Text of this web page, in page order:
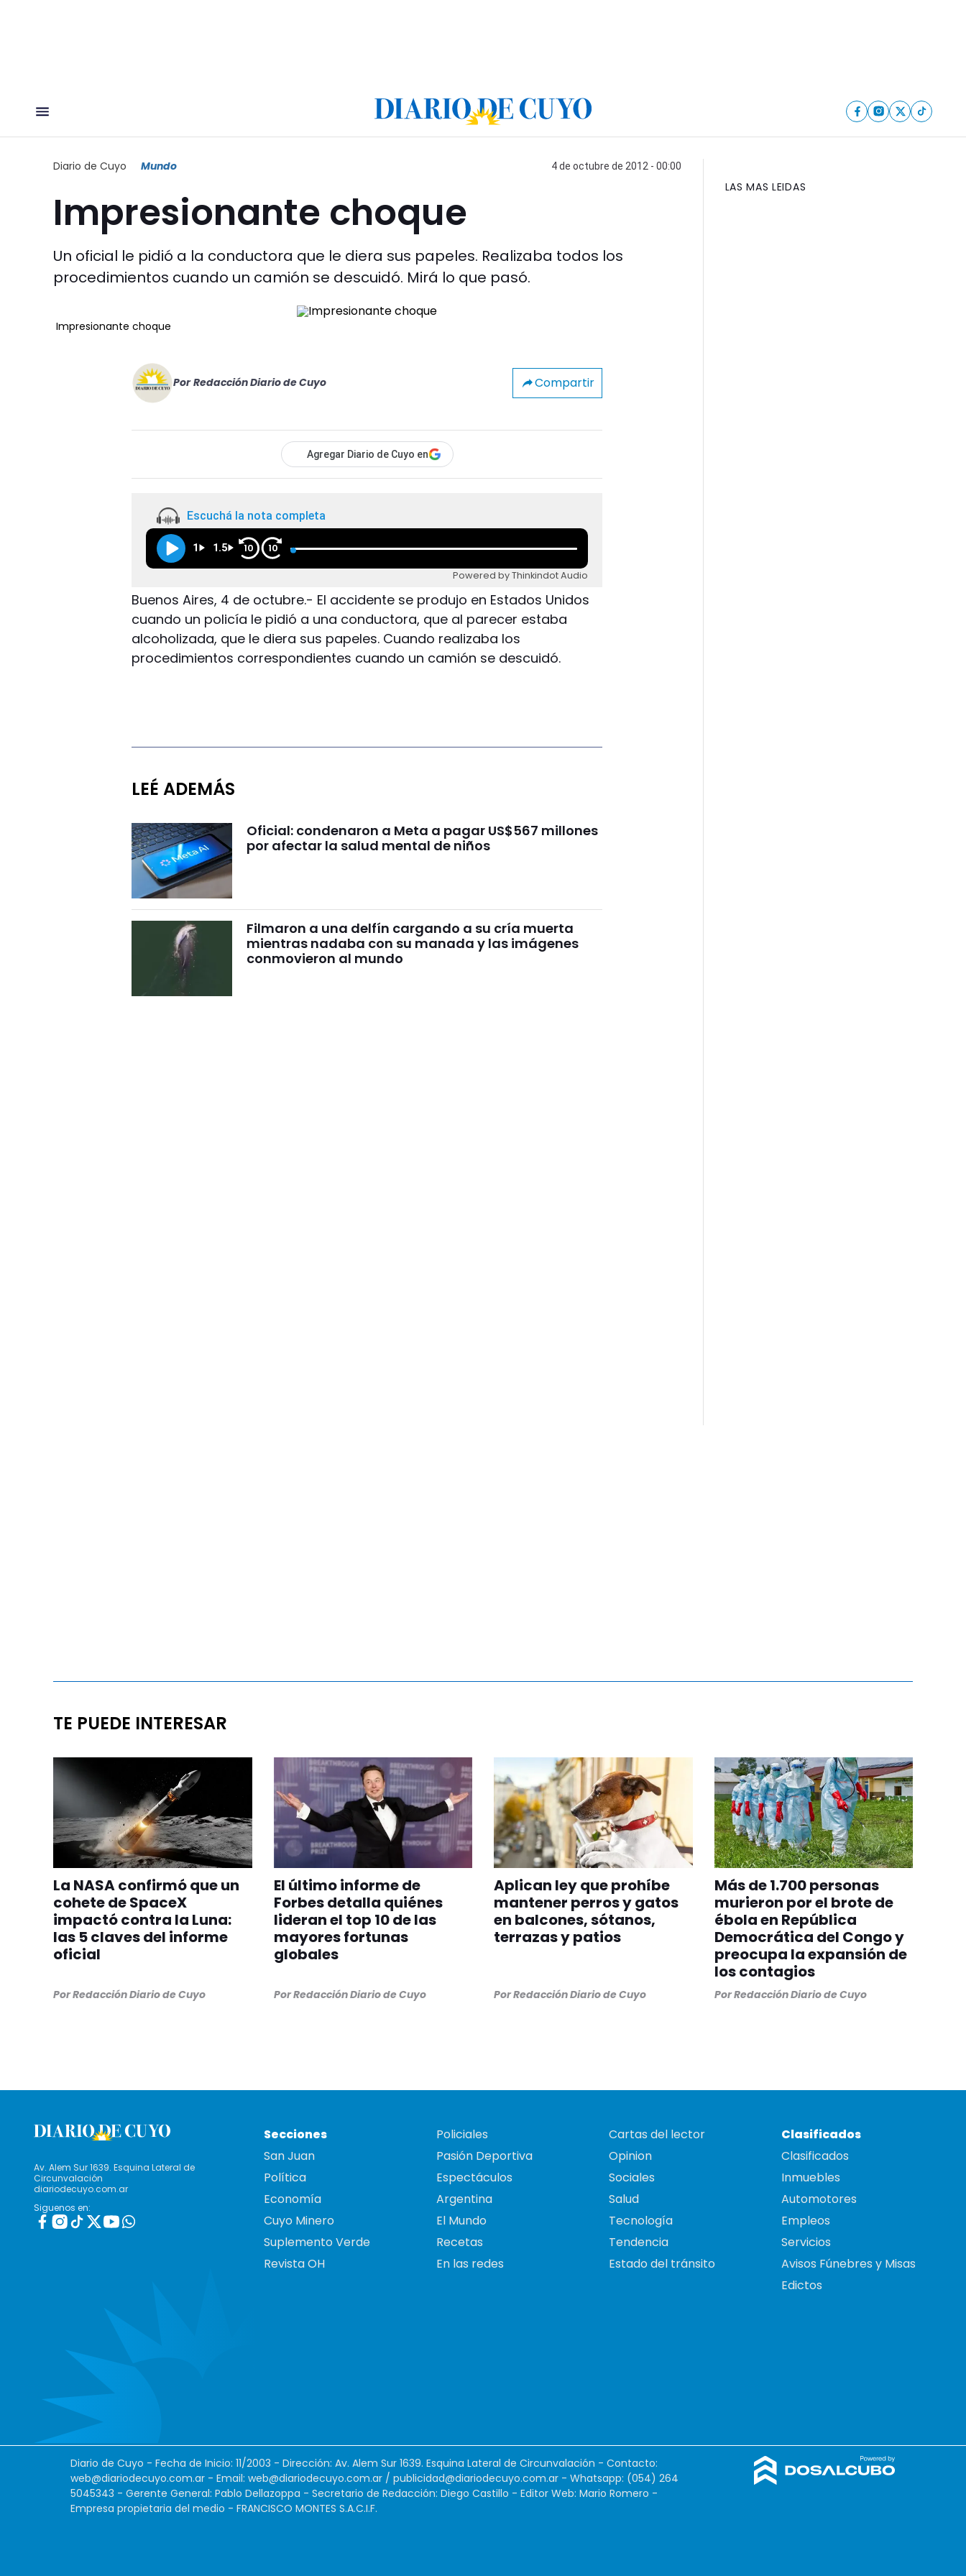
Diario de Cuyo Mundo 4 de octubre de 2012 - 00:00
Impresionante choque
Un oficial le pidió a la conductora que le diera sus papeles. Realizaba todos los
procedimientos cuando un camión se descuidó. Mirá lo que pasó.
Impresionante choque
Por Redacción Diario de Cuyo Compartir
Agregar Diario de Cuyo en
Escuchá la nota completa
1 1.5 10 10
Powered by Thinkindot Audio
Buenos Aires, 4 de octubre.- El accidente se produjo en Estados Unidos
cuando un policía le pidió a una conductora, que al parecer estaba
alcoholizada, que le diera sus papeles. Cuando realizaba los
procedimientos correspondientes cuando un camión se descuidó.
LEÉ ADEMÁS
Oficial: condenaron a Meta a pagar US$567 millones
por afectar la salud mental de niños
Filmaron a una delfín cargando a su cría muerta
mientras nadaba con su manada y las imágenes
conmovieron al mundo
LAS MAS LEIDAS
TE PUEDE INTERESAR
La NASA confirmó que un
cohete de SpaceX
impactó contra la Luna:
las 5 claves del informe
oficial
PorRedacción Diario de Cuyo
El último informe de
Forbes detalla quiénes
lideran el top 10 de las
mayores fortunas
globales
PorRedacción Diario de Cuyo
Aplican ley que prohíbe
mantener perros y gatos
en balcones, sótanos,
terrazas y patios
PorRedacción Diario de Cuyo
Más de 1.700 personas
murieron por el brote de
ébola en República
Democrática del Congo y
preocupa la expansión de
los contagios
PorRedacción Diario de Cuyo
Av. Alem Sur 1639. Esquina Lateral de
Circunvalación
diariodecuyo.com.ar
Siguenos en:
Secciones
San Juan
Política
Economía
Cuyo Minero
Suplemento Verde
Revista OH
Policiales
Pasión Deportiva
Espectáculos
Argentina
El Mundo
Recetas
En las redes
Cartas del lector
Opinion
Sociales
Salud
Tecnología
Tendencia
Estado del tránsito
Clasificados
Clasificados
Inmuebles
Automotores
Empleos
Servicios
Avisos Fúnebres y Misas
Edictos
Diario de Cuyo - Fecha de Inicio: 11/2003 - Dirección: Av. Alem Sur 1639. Esquina Lateral de Circunvalación - Contacto:
web@diariodecuyo.com.ar - Email: web@diariodecuyo.com.ar / publicidad@diariodecuyo.com.ar - Whatsapp: (054) 264
5045343 - Gerente General: Pablo Dellazoppa - Secretario de Redacción: Diego Castillo - Editor Web: Mario Romero -
Empresa propietaria del medio - FRANCISCO MONTES S.A.C.I.F.